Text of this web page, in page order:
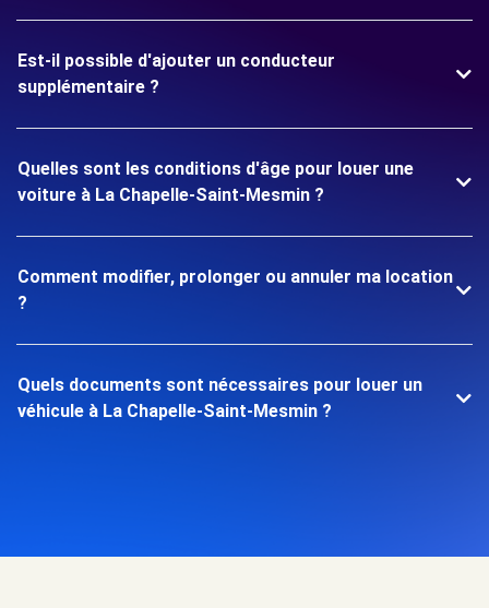
Est-il possible d'ajouter un conducteur
supplémentaire ?
Quelles sont les conditions d'âge pour louer une
voiture à La Chapelle-Saint-Mesmin ?
Comment modifier, prolonger ou annuler ma location
?
Quels documents sont nécessaires pour louer un
véhicule à La Chapelle-Saint-Mesmin ?